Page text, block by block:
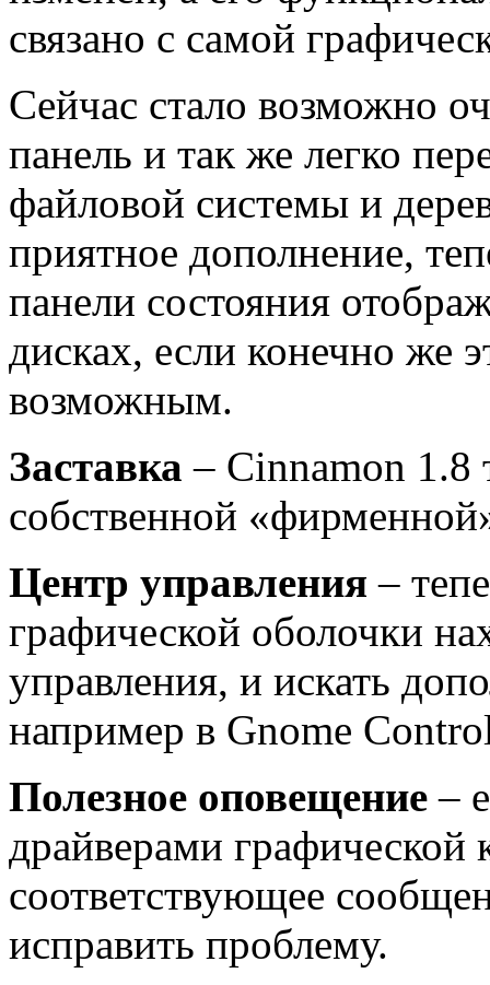
связано с самой
Сейчас стало возможно
панель и так же легко
файловой системы и
приятное дополнение,
панели состояния
дисках, если конечно же
возможным.
Заставка – Cinnamon 1.8
собственной
Центр управления–
графической оболочки
управления, и искать
например в Gnome
Полезное оповещение –
драйверами графической
соответствующее
исправить проблему.